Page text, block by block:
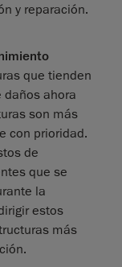
y reparación.
que tienden
daños ahora
son más
con prioridad.
de
que se
la
estos
más